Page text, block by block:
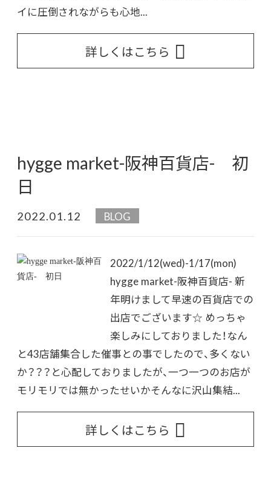
イに圧倒されながらも心地...
詳しくはこちら
hygge market-阪神百貨店- 初
日
2022.01.12 BLOG
2022/1/12(wed)-1/17(mon)
hygge market-阪神百貨店- 新
年明けまして早速の百貨店での
出店でございます☆ めっちゃ
楽しみにしておりました！なん
と43店舗集合した催事との事でしたので、多くない
か？？？と心配しておりましたが、一つ一つのお店が
モリモリでは無かったせいかそんなに沢山集結...
詳しくはこちら